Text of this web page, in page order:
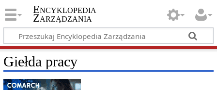
Encyklopedia
Zarządzania
Giełda pracy